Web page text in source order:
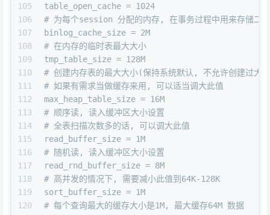
105
106
107
108
109
110
111
112
113
114
115
116
117
118
119
120
table_open_cache = 1024
# 为每个session 分配的内存, 在事务过程中用来存储二
binlog_cache_size = 2M
# 在内存的临时表最大大小
tmp_table_size = 128M
# 创建内存表的最大大小(保持系统默认, 不允许创建过大
# 如果有需求当做缓存来用, 可以适当调大此值
max_heap_table_size = 16M
# 顺序读, 读入缓冲区大小设置
# 全表扫描次数多的话, 可以调大此值
read_buffer_size = 1M
# 随机读, 读入缓冲区大小设置
read_rnd_buffer_size = 8M
# 高并发的情况下, 需要减小此值到64K-128K
sort_buffer_size = 1M
# 每个查询最大的缓存大小是1M, 最大缓存64M 数据